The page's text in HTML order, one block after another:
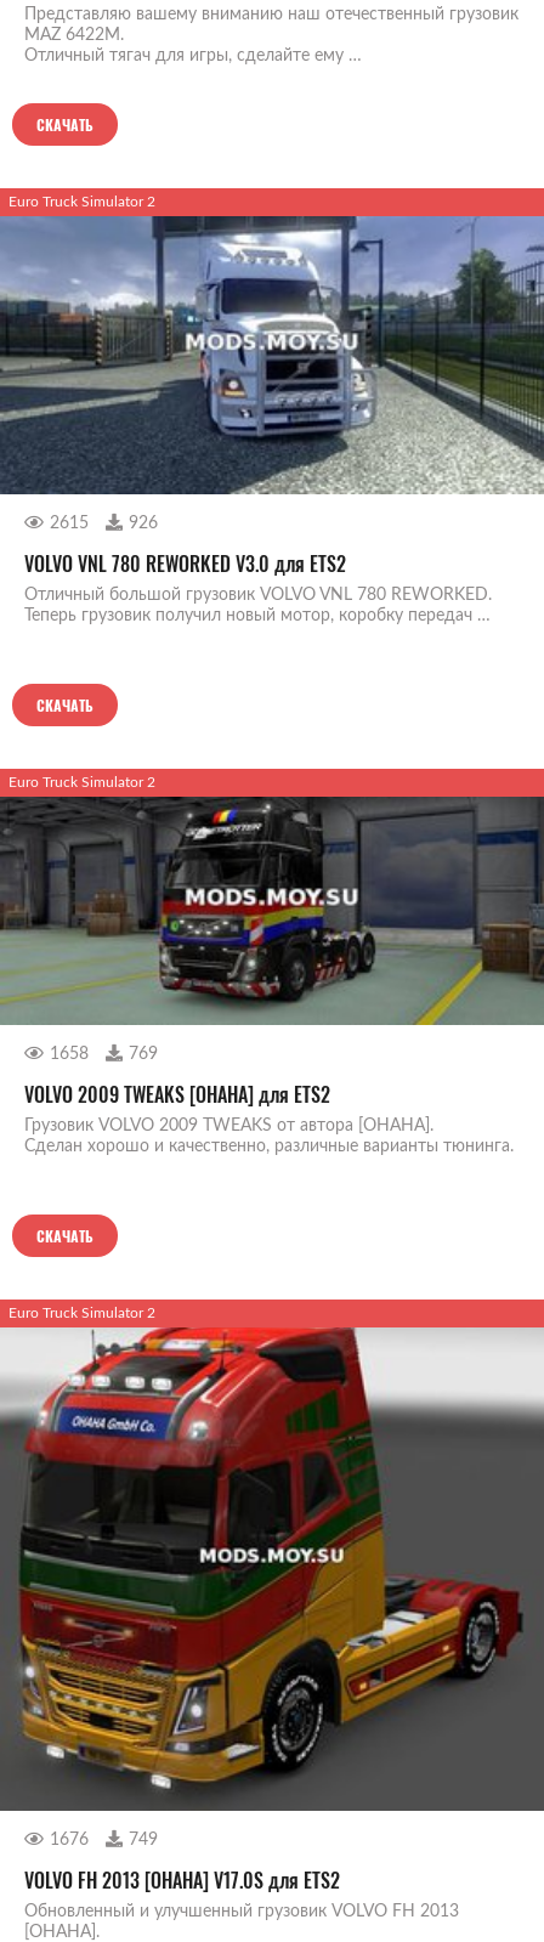
Представляю вашему вниманию наш отечественный грузовик
MAZ 6422M.
Отличный тягач для игры, сделайте ему …
СКАЧАТЬ
Euro Truck Simulator 2
2615 926
VOLVO VNL 780 REWORKED V3.0 для ETS2
Отличный большой грузовик VOLVO VNL 780 REWORKED.
Теперь грузовик получил новый мотор, коробку передач …
СКАЧАТЬ
Euro Truck Simulator 2
1658 769
VOLVO 2009 TWEAKS [OHAHA] для ETS2
Грузовик VOLVO 2009 TWEAKS от автора [OHAHA].
Сделан хорошо и качественно, различные варианты тюнинга.
СКАЧАТЬ
Euro Truck Simulator 2
1676 749
VOLVO FH 2013 [OHAHA] V17.0S для ETS2
Обновленный и улучшенный грузовик VOLVO FH 2013
[OHAHA].